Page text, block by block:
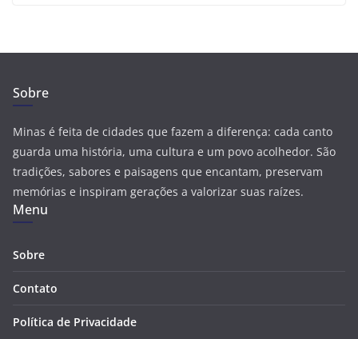
Sobre
Minas é feita de cidades que fazem a diferença: cada canto
guarda uma história, uma cultura e um povo acolhedor. São
tradições, sabores e paisagens que encantam, preservam
memórias e inspiram gerações a valorizar suas raízes.
Menu
Sobre
Contato
Política de Privacidade